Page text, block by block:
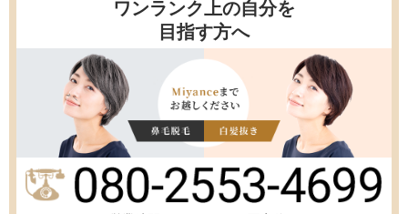
ワンランク上の自分を
目指す方へ